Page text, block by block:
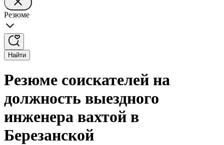
Резюме
Найти
Резюме соискателей на
должность выездного
инженера вахтой в
Березанской